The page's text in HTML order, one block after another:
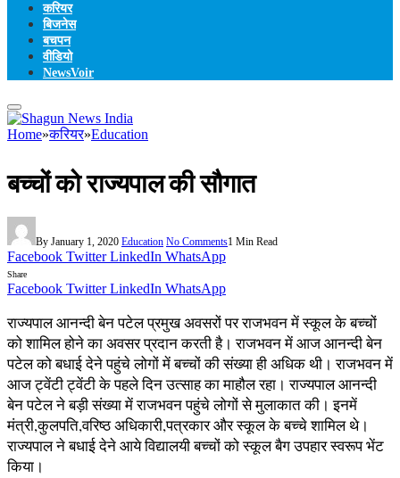
करियर
बिजनेस
बचपन
वीडियो
NewsVoir
Home»करियर»Education
बच्चों को राज्यपाल की सौगात
By January 1, 2020 Education No Comments1 Min Read
Facebook Twitter LinkedIn WhatsApp
Share
Facebook Twitter LinkedIn WhatsApp
राज्यपाल आनन्दी बेन पटेल प्रमुख अवसरों पर राजभवन में स्कूल के बच्चों
को शामिल होने का अवसर प्रदान करती है। राजभवन में आज आनन्दी बेन
पटेल को बधाई देने पहुंचे लोगों में बच्चों की संख्या ही अधिक थी। राजभवन में
आज ट्वेंटी ट्वेंटी के पहले दिन उत्साह का माहौल रहा। राज्यपाल आनन्दी
बेन पटेल ने बड़ी संख्या में राजभवन पहुंचे लोगों से मुलाकात की। इनमें
मंत्री,कुलपति,वरिष्ठ अधिकारी,पत्रकार और स्कूल के बच्चे शामिल थे।
राज्यपाल ने बधाई देने आये विद्यालयी बच्चों को स्कूल बैग उपहार स्वरूप भेंट
किया।